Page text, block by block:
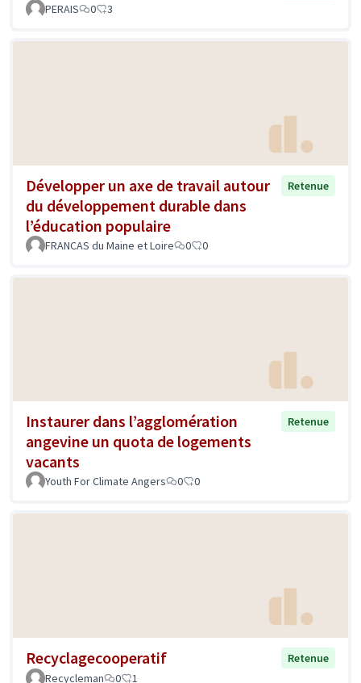
PERAIS
0 3
Développer un axe de travail autour
du développement durable dans
l’éducation populaire
Retenue
FRANCAS du Maine et Loire 0 0
Instaurer dans l’agglomération
angevine un quota de logements
vacants
Retenue
Youth For Climate Angers 0 0
Recyclagecooperatif
Retenue
Recycleman
0 1